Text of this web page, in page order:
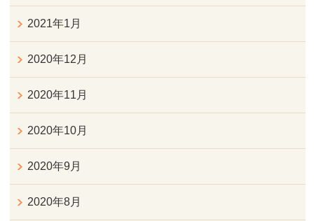
2021年1月
2020年12月
2020年11月
2020年10月
2020年9月
2020年8月